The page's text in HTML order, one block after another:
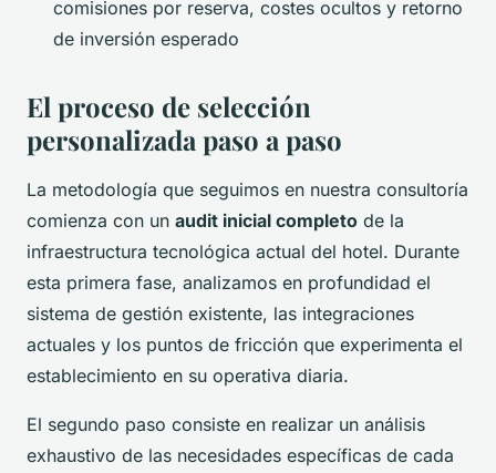
comisiones por reserva, costes ocultos y retorno
de inversión esperado
El proceso de selección
personalizada paso a paso
La metodología que seguimos en nuestra consultoría
comienza con un audit inicial completo de la
infraestructura tecnológica actual del hotel. Durante
esta primera fase, analizamos en profundidad el
sistema de gestión existente, las integraciones
actuales y los puntos de fricción que experimenta el
establecimiento en su operativa diaria.
El segundo paso consiste en realizar un análisis
exhaustivo de las necesidades específicas de cada